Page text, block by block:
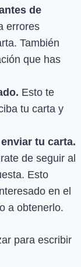
de
errores
También
que has
Esto te
tu carta y
tu carta.
de seguir al
Esto
en el
a obtenerlo.
para escribir